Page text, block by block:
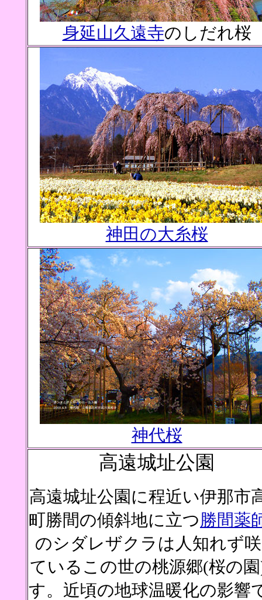
身延山久遠寺のしだれ桜
神田の大糸桜
神代桜
高遠城址公園
高遠城址公園に程近い伊那市
町勝間の傾斜地に立つ勝間薬
のシダレザクラは人知れず
ているこの世の桃源郷(桜の
す。近頃の地球温暖化の影響